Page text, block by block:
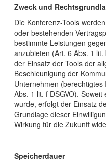
Zweck und
Die Konferenz-Tools
oder bestehenden
bestimmte Leistungen
anzubieten (Art. 6 Abs. 1
der Einsatz der Tools der
Beschleunigung der
Unternehmen
Abs. 1 lit. f DSGVO).
wurde, erfolgt der Einsatz
Grundlage dieser
Wirkung für die Zukunft
Speicherdauer